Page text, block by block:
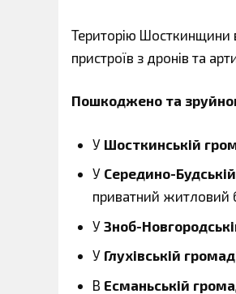
Територію Шосткинщини
пристроїв з дронів та
Пошкоджено та
У Шосткинській
У Середино-
приватний житловий
У Зноб-
У Глухівській
В Есманьській